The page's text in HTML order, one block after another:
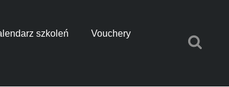
szkoleń
Vouchery